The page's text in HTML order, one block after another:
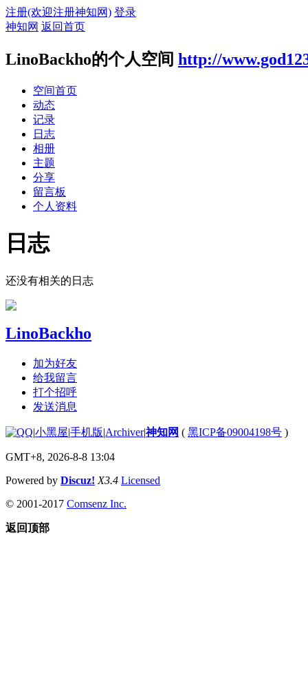
注册(欢迎注册神知网) 登录
神知网 返回首页
LinoBackho的个人空间 http://
空间首页
动态
记录
日志
相册
主题
分享
留言板
个人资料
日志
还没有相关的日志
LinoBackho
加为好友
给我留言
打个招呼
发送消息
|小黑屋|手机版|Archiver|神知网 ( 黑ICP备09004198号 )
GMT+8, 2026-8-8 13:04
Powered by Discuz! X3.4 Licensed
© 2001-2017 Comsenz Inc.
返回顶部